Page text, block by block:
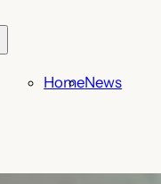
HomeNews